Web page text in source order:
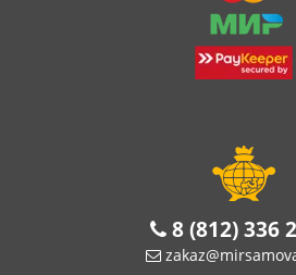
8 (812) 336